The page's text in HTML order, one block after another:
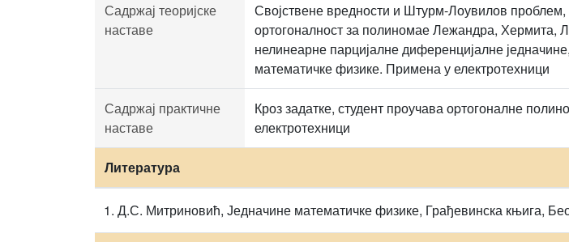
Садржај теоријске
наставе
Својствене вредности и Штурм-Лоувилов
ортогоналност за полиномае Лежандра, Хермита,
нелинеарне парцијалне диференцијалне
математичке физике. Примена у електротехници
Садржај практичне
наставе
Кроз задатке, студент проучава оpтогоналне
електротехници
Литература
Д.С. Митриновић, Једначине математичке физике, Грађевинска књига,